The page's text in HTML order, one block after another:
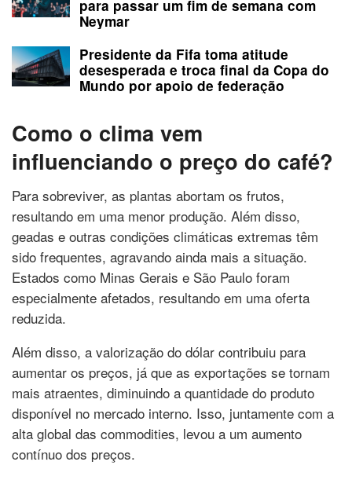
para passar um fim de semana com
Neymar
Presidente da Fifa toma atitude
desesperada e troca final da Copa do
Mundo por apoio de federação
Como o clima vem
influenciando o preço do café?
Para sobreviver, as plantas abortam os frutos,
resultando em uma menor produção. Além disso,
geadas e outras condições climáticas extremas têm
sido frequentes, agravando ainda mais a situação.
Estados como Minas Gerais e São Paulo foram
especialmente afetados, resultando em uma oferta
reduzida.
Além disso, a valorização do dólar contribuiu para
aumentar os preços, já que as exportações se tornam
mais atraentes, diminuindo a quantidade do produto
disponível no mercado interno. Isso, juntamente com a
alta global das commodities, levou a um aumento
contínuo dos preços.